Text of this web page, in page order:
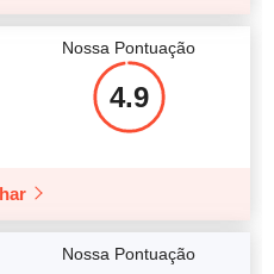
Nossa Pontuação
4.9
Nossa Pontuação